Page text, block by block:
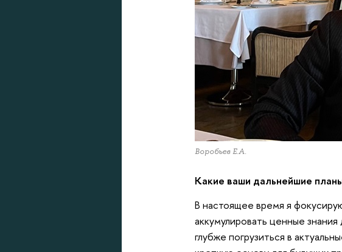
Воробьев Е.А.
Какие ваши дальнейшие
В настоящее время я
аккумулировать ценные
глубже погрузиться в